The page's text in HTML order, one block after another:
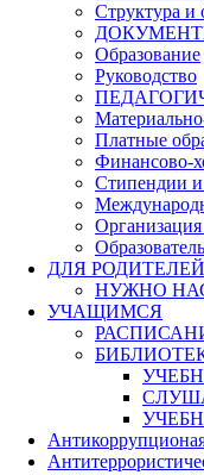
Структура и
Образование
Руководство
Платные
Финансово-
Стипендии
Организация
ДЛЯ РОДИТЕЛЕЙ
НУЖНО
УЧАЩИМСЯ